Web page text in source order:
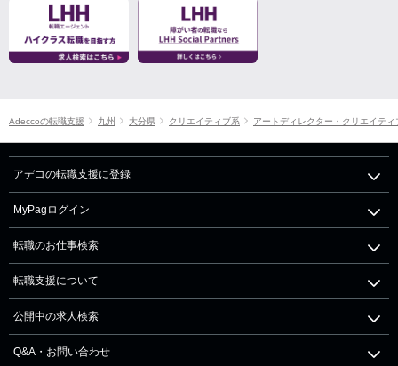
Adeccoの転職支援 九州 大分県 クリエイティブ系 アートディレクター・クリエイテ
アデコの転職支援に登録
MyPagログイン
転職のお仕事検索
転職支援について
公開中の求人検索
Q&A・お問い合わせ